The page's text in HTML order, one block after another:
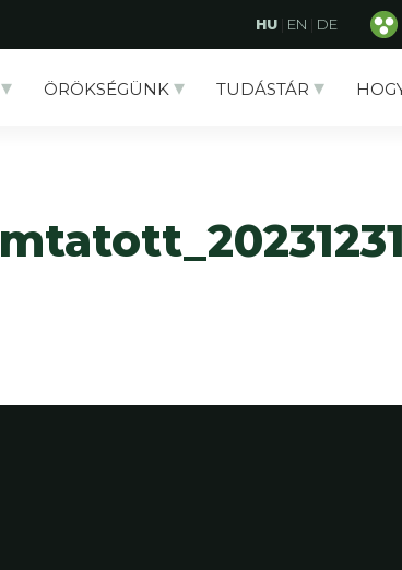
HU | EN | DE
ÖRÖKSÉGÜNK TUDÁSTÁR